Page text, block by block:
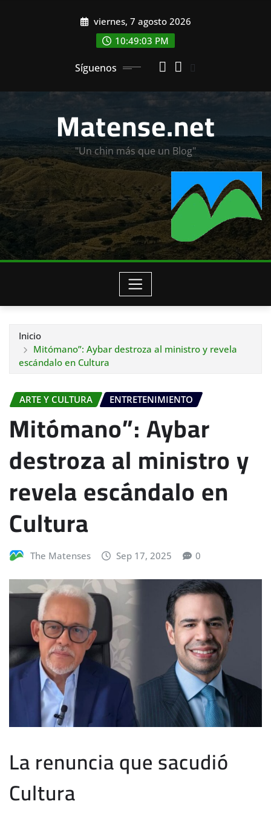
viernes, 7 agosto 2026
10:49:05 PM
Síguenos
Matense.net
"Un chin más que un Blog"
Inicio
Mitómano”: Aybar destroza al ministro y revela
escándalo en Cultura
ARTE Y CULTURA ENTRETENIMIENTO
Mitómano”: Aybar
destroza al ministro y
revela escándalo en
Cultura
The Matenses Sep 17, 2025 0
La renuncia que sacudió
Cultura